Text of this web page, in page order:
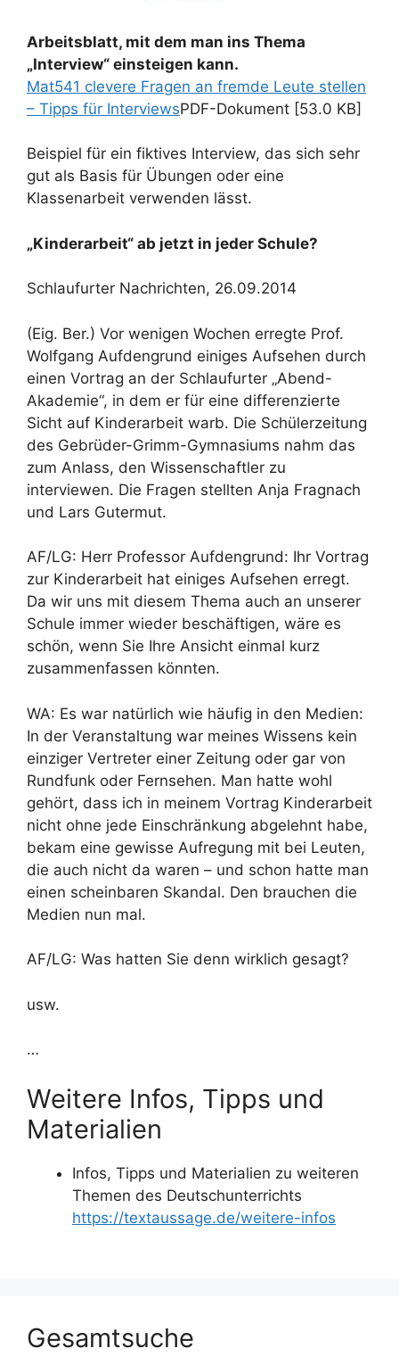
Arbeitsblatt, mit dem man ins Thema
„Interview“ einsteigen kann.
Mat541 clevere Fragen an fremde Leute stellen
– Tipps für InterviewsPDF-Dokument [53.0 KB]
Beispiel für ein fiktives Interview, das sich sehr
gut als Basis für Übungen oder eine
Klassenarbeit verwenden lässt.
„Kinderarbeit“ ab jetzt in jeder Schule?
Schlaufurter Nachrichten, 26.09.2014
(Eig. Ber.) Vor wenigen Wochen erregte Prof.
Wolfgang Aufdengrund einiges Aufsehen durch
einen Vortrag an der Schlaufurter „Abend-
Akademie“, in dem er für eine differenzierte
Sicht auf Kinderarbeit warb. Die Schülerzeitung
des Gebrüder-Grimm-Gymnasiums nahm das
zum Anlass, den Wissenschaftler zu
interviewen. Die Fragen stellten Anja Fragnach
und Lars Gutermut.
AF/LG: Herr Professor Aufdengrund: Ihr Vortrag
zur Kinderarbeit hat einiges Aufsehen erregt.
Da wir uns mit diesem Thema auch an unserer
Schule immer wieder beschäftigen, wäre es
schön, wenn Sie Ihre Ansicht einmal kurz
zusammenfassen könnten.
WA: Es war natürlich wie häufig in den Medien:
In der Veranstaltung war meines Wissens kein
einziger Vertreter einer Zeitung oder gar von
Rundfunk oder Fernsehen. Man hatte wohl
gehört, dass ich in meinem Vortrag Kinderarbeit
nicht ohne jede Einschränkung abgelehnt habe,
bekam eine gewisse Aufregung mit bei Leuten,
die auch nicht da waren – und schon hatte man
einen scheinbaren Skandal. Den brauchen die
Medien nun mal.
AF/LG: Was hatten Sie denn wirklich gesagt?
usw.
…
Weitere Infos, Tipps und
Materialien
Infos, Tipps und Materialien zu weiteren
Themen des Deutschunterrichts
https://textaussage.de/weitere-infos
Gesamtsuche